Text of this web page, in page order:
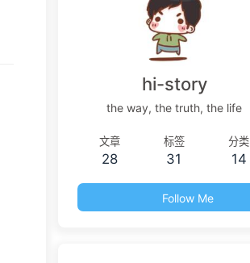
hi-story
the way, the truth, the life
文章
28
标签
31
分类
14
Follow Me